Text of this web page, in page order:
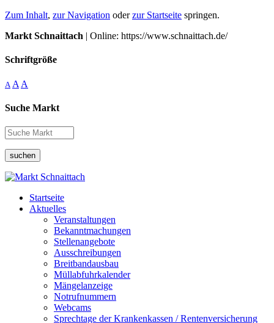
Zum Inhalt, zur Navigation oderzur Startseite springen.
Markt Schnaittach | Online: https://www.schnaittach.de/
Schriftgröße
A A A
Suche Markt
suchen
Startseite
Aktuelles
Veranstaltungen
Bekanntmachungen
Stellenangebote
Ausschreibungen
Breitbandausbau
Müllabfuhrkalender
Mängelanzeige
Notrufnummern
Webcams
Sprechtage der Krankenkassen / Rentenversicherung